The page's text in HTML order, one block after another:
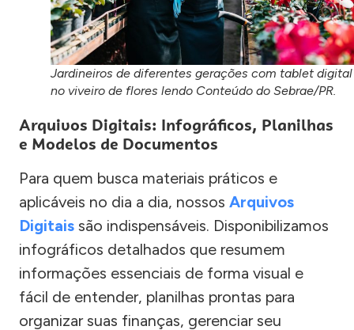
Jardineiros de diferentes gerações com tablet digital
no viveiro de flores lendo Conteúdo do Sebrae/PR.
Arquivos Digitais: Infográficos, Planilhas
e Modelos de Documentos
Para quem busca materiais práticos e
aplicáveis no dia a dia, nossos Arquivos
Digitais são indispensáveis. Disponibilizamos
infográficos detalhados que resumem
informações essenciais de forma visual e
fácil de entender, planilhas prontas para
organizar suas finanças, gerenciar seu